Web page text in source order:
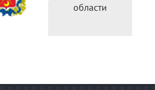
федерации